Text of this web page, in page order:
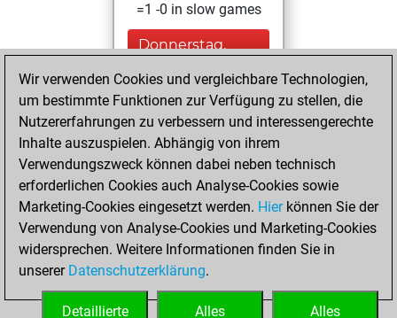
=1 -0 in slow games
Donnerstag,
You played 3
bullet games
Play
You scored +0
=0 -3 in bullet
Montag,
Dezember 5, 2022
You created
your Fritz account
Wir verwenden Cookies und vergleichbare Technologien,
um bestimmte Funktionen zur Verfügung zu stellen, die
Nutzererfahrungen zu verbessern und interessengerechte
Inhalte auszuspielen. Abhängig von ihrem
Verwendungszweck können dabei neben technisch
erforderlichen Cookies auch Analyse-Cookies sowie
Marketing-Cookies eingesetzt werden. Hierkönnen Sie der
Verwendung von Analyse-Cookies und Marketing-Cookies
widersprechen. Weitere Informationen finden Sie in
unserer Datenschutzerklärung.
Alles
Alles
Detaillierte